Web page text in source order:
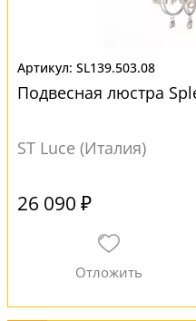
SL139.503.08
Подвесная люстра
ST Luce (Италия)
26 090 ₽